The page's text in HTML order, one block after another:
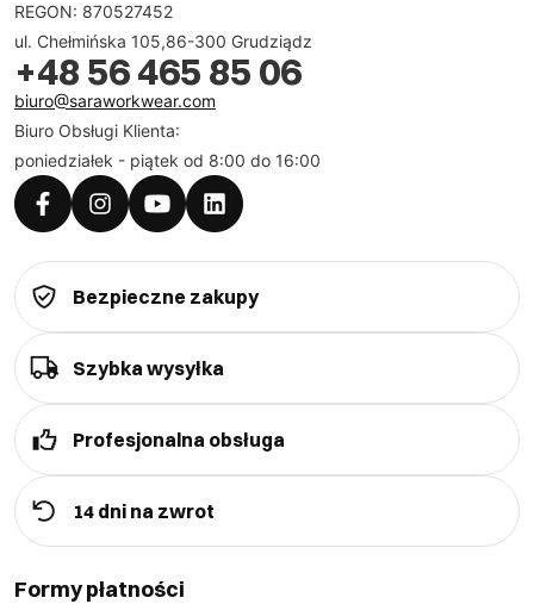
REGON: 870527452
ul. Chełmińska 105,86-300 Grudziądz
+48 56 465 85 06
biuro@saraworkwear.com
Biuro Obsługi Klienta:
poniedziałek - piątek od 8:00 do 16:00
Bezpieczne zakupy
Szybka wysyłka
Profesjonalna obsługa
14 dni na zwrot
Formy płatności